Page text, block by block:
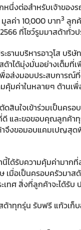
นึ่งต่อสำหรับเจ้าของ
ลค่า 10,000 บาท3 ลูก
ที่โชว์รูมมาสด้าทั่วป
านบริหารอาวุโส บริษั
ด้าได้มุ่งมั่นอย่างเต็มที่
อส่งมอบประสบการณ์
คุ้มค่าในหลายๆ ด้านเ
ดสินใจเข้าร่วมเป็นคร
และขอขอบคุณลูกค้า
งขอมอบแคมเปญสุดพิ
ได้รับความคุ้มค่ามาก
เมื่อเป็นครอบครัวมาส
ทศ สิ่งที่ลูกค้าจะได้รับ
าทุกรุ่น รับฟรี แก้วเ